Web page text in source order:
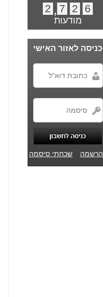
6
2
7
,
2
מודעות
כניסה לאזור האישי
הרשמה שכחתי סיסמה